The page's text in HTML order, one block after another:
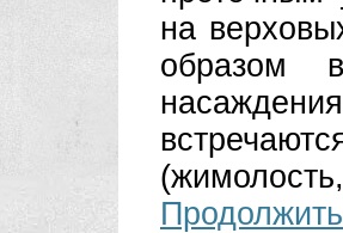
на
образом